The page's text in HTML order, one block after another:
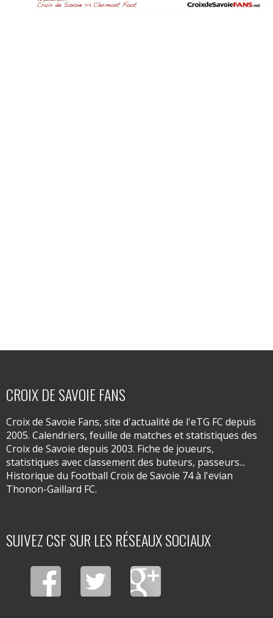
CROIX DE SAVOIE FANS
Croix de Savoie Fans, site d'actualité de l'eTG FC depuis
2005. Calendriers, feuille de matches et statistiques des
Croix de Savoie depuis 2003. Fiche de joueurs,
statistiques avec classement des buteurs, passeurs...
Historique du Football Croix de Savoie 74 à l'evian
Thonon-Gaillard FC.
SUIVEZ CSF SUR LES RÉSEAUX SOCIAUX